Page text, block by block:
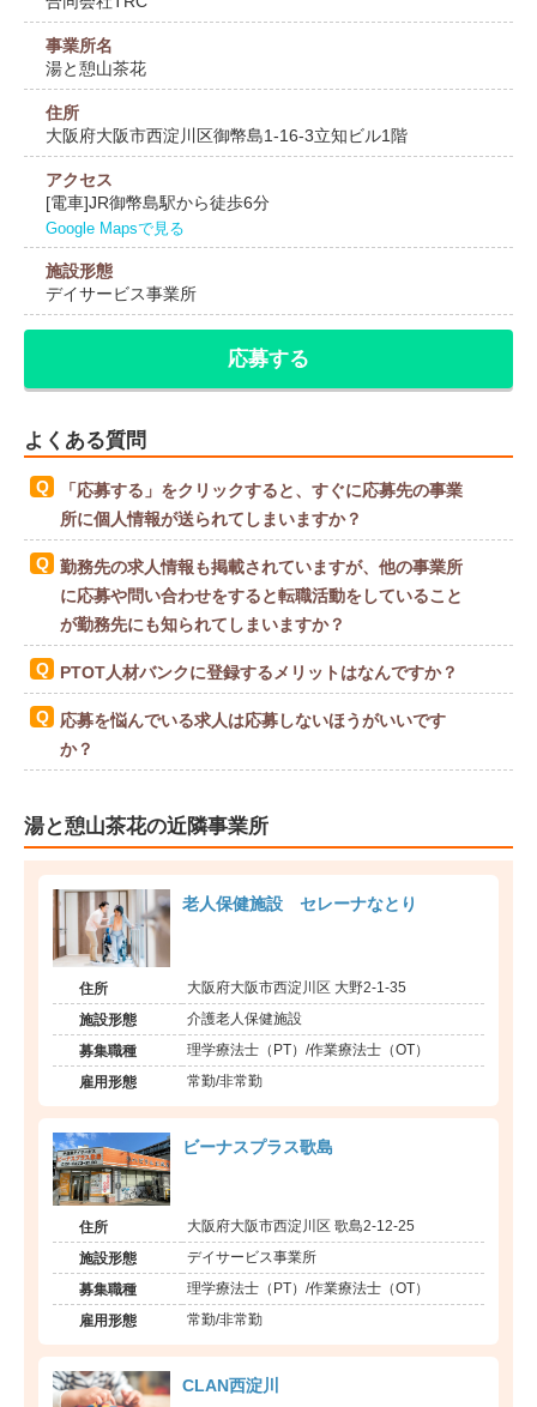
事業所名
湯と憩山茶花
住所
大阪府大阪市西淀川区御幣島1-16-3立知ビル1階
アクセス
[電車]JR御幣島駅から徒歩6分
Google Mapsで見る
施設形態
デイサービス事業所
応募する
よくある質問
「応募する」をクリックすると、すぐに応募先の事業
所に個人情報が送られてしまいますか？
勤務先の求人情報も掲載されていますが、他の事業所
に応募や問い合わせをすると転職活動をしていること
が勤務先にも知られてしまいますか？
PTOT人材バンクに登録するメリットはなんですか？
応募を悩んでいる求人は応募しないほうがいいです
か？
湯と憩山茶花の近隣事業所
老人保健施設 セレーナなとり
住所 大阪府大阪市西淀川区 大野2-1-35
施設形態 介護老人保健施設
募集職種 理学療法士（PT）/作業療法士（OT）
雇用形態 常勤/非常勤
ビーナスプラス歌島
住所 大阪府大阪市西淀川区 歌島2-12-25
施設形態 デイサービス事業所
募集職種 理学療法士（PT）/作業療法士（OT）
雇用形態 常勤/非常勤
CLAN西淀川